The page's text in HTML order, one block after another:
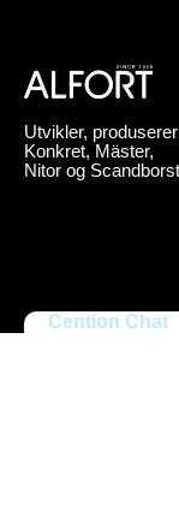
Utvikler,
Konkret, Mäster,
Nitor og
Cention Chat